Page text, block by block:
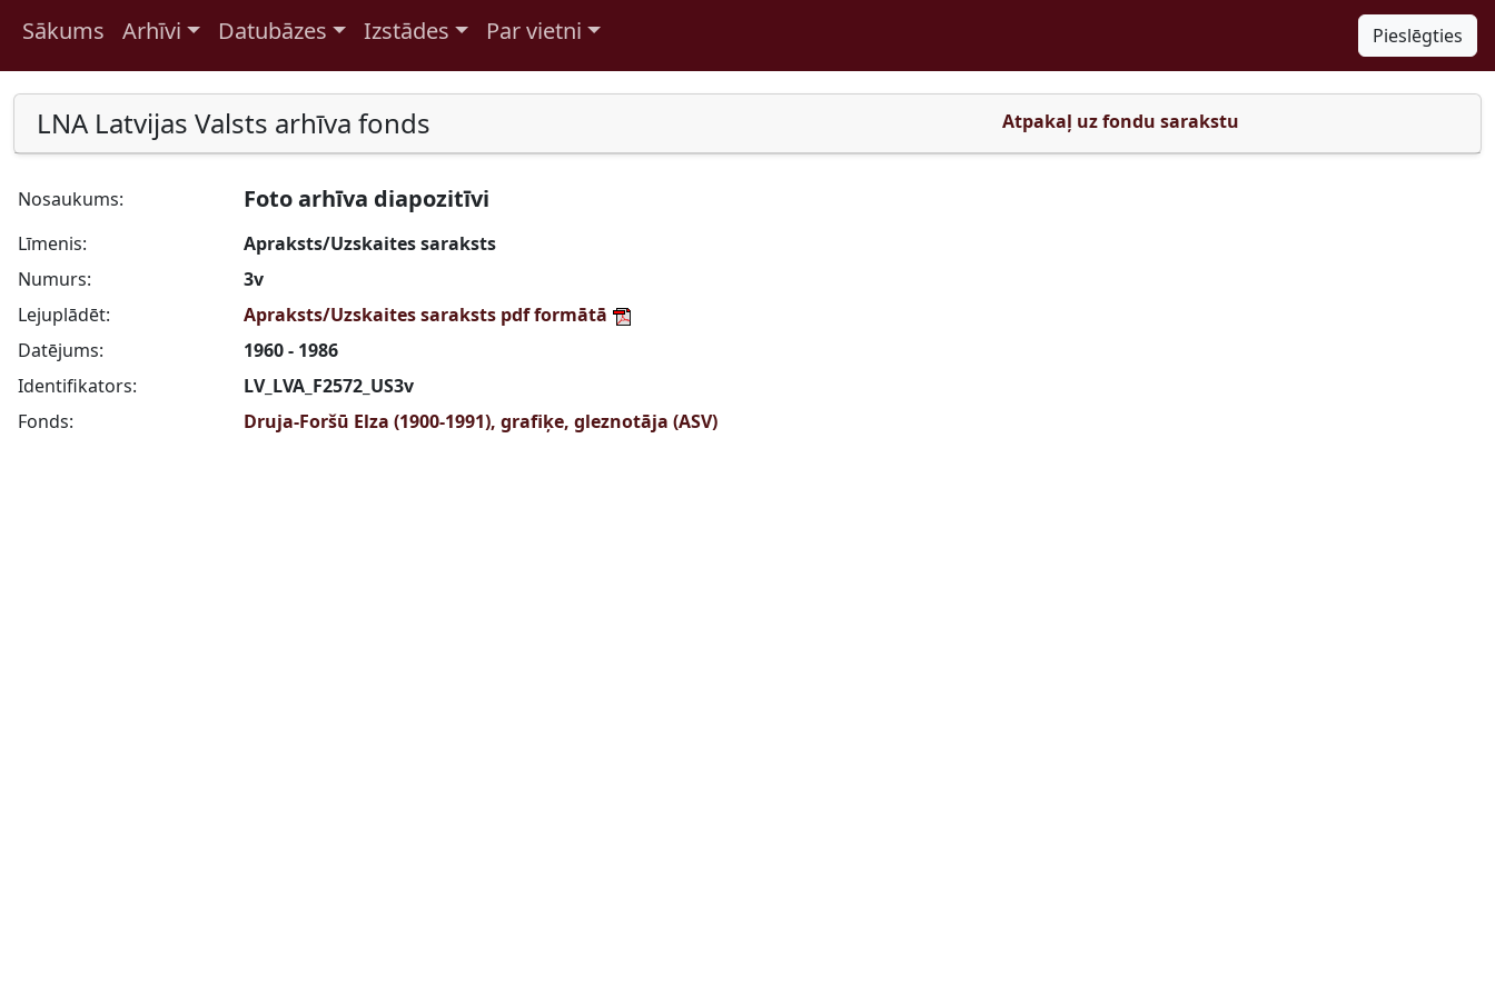
Pāriet uz saturu
Sākums Arhīvi Datubāzes Izstādes Par vietni Pieslēgties
LNA Latvijas Valsts arhīva fonds Atpakaļ uz fondu sarakstu
Nosaukums: Foto arhīva diapozitīvi
Līmenis:
Apraksts/Uzskaites saraksts
Numurs:
3v
Lejuplādēt:
Apraksts/Uzskaites saraksts pdf formātā
Datējums:
1960 - 1986
Identifikators:
LV_LVA_F2572_US3v
Fonds:
Druja-Foršū Elza (1900-1991), grafiķe, gleznotāja (ASV)